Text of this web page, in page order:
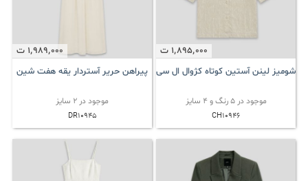
1٬895٬000 ت
شومیز لینن آستین کوتاه کژوال ال سی
موجود در 5 رنگ و 4 سایز
CH10946
1٬989٬000 ت
پیراهن حریر آستردار یقه هفت شین
موجود در 2 سایز
DR10945